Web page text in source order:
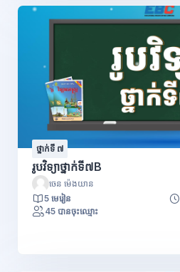
ថ្នាក់ទី ៧
រូបវិទ្យាថ្នាក់ទី៧B
ចេន ម៉េងយាន
5 មេរៀន
45 បានចុះឈ្មោះ